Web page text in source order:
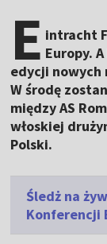
E intracht
Europy.
edycji nowych
W środę
między AS
włoskiej
Polski.
Śledż na
Konferencji